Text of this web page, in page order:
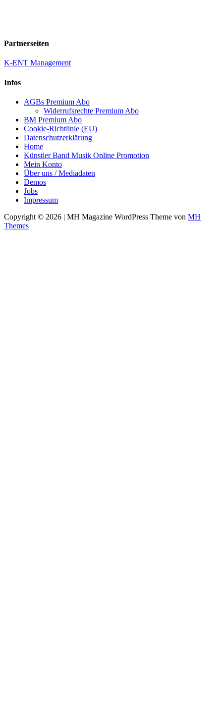
Partnerseiten
K-ENT Management
Infos
AGBs Premium Abo
Widerrufsrechte Premium Abo
BM Premium Abo
Cookie-Richtlinie (EU)
Datenschutzerklärung
Home
Künstler Band Musik Online Promotion
Mein Konto
Über uns / Mediadaten
Demos
Jobs
Impressum
Copyright © 2026 | MH Magazine WordPress Theme von MH
Themes